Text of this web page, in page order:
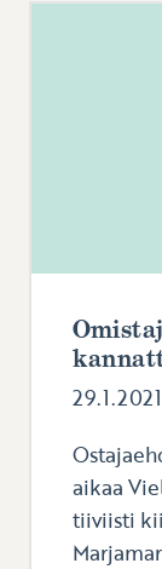
29.1.2021
aikaa
tiiviisti